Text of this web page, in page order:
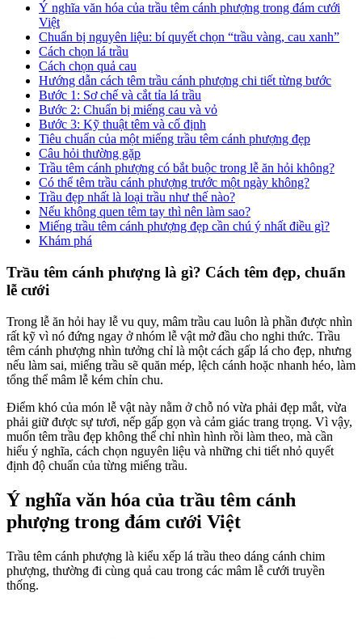
Ý nghĩa văn hóa của trầu têm cánh phượng trong đám cưới
Việt
Chuẩn bị nguyên liệu: bí quyết chọn “trầu vàng, cau xanh”
Cách chọn lá trầu
Cách chọn quả cau
Hướng dẫn cách têm trầu cánh phượng chi tiết từng bước
Bước 1: Sơ chế và cắt tỉa lá trầu
Bước 2: Chuẩn bị miếng cau và vỏ
Bước 3: Kỹ thuật têm và cố định
Tiêu chuẩn của một miếng trầu têm cánh phượng đẹp
Câu hỏi thường gặp
Trầu têm cánh phượng có bắt buộc trong lễ ăn hỏi không?
Có thể têm trầu cánh phượng trước một ngày không?
Trầu đẹp nhất là loại trầu như thế nào?
Nếu không quen têm tay thì nên làm sao?
Miếng trầu têm cánh phượng đẹp cần chú ý nhất điều gì?
Khám phá
Trầu têm cánh phượng là gì? Cách têm đẹp, chuẩn
lễ cưới
Trong lễ ăn hỏi hay lễ vu quy, mâm trầu cau luôn là phần được nhìn
rất kỹ vì nó đứng ngay ở nhóm lễ vật mở đầu cho nghi thức. Trầu
têm cánh phượng nhìn tưởng chỉ là một cách gấp lá cho đẹp, nhưng
nếu làm sai, miếng trầu sẽ quăn mép, lệch cánh hoặc nhanh héo, làm
tổng thể mâm lễ kém chỉn chu.
Điểm khó của món lễ vật này nằm ở chỗ nó vừa phải đẹp mắt, vừa
phải giữ được sự tươi, nếp gấp gọn và cảm giác trang trọng. Vì vậy,
muốn têm trầu đẹp không thể chỉ nhìn hình rồi làm theo, mà cần
hiểu ý nghĩa, cách chọn nguyên liệu và những chi tiết nhỏ quyết
định độ chuẩn của từng miếng trầu.
Ý nghĩa văn hóa của trầu têm cánh
phượng trong đám cưới Việt
Trầu têm cánh phượng là kiểu xếp lá trầu theo dáng cánh chim
phượng, thường đi cùng quả cau trong các mâm lễ cưới truyền
thống.